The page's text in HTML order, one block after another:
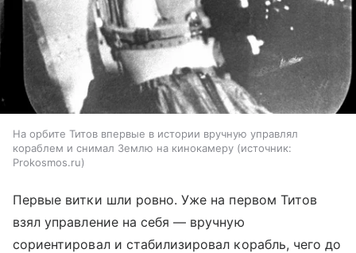
На орбите Титов впервые в истории вручную управлял
кораблем и снимал Землю на кинокамеру
источник:
Prokosmos.ru
Первые витки шли ровно. Уже на первом Титов
взял управление на себя — вручную
сориентировал и стабилизировал корабль, чего до